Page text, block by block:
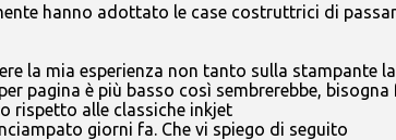
hanno adottato le case costruttrici di
la mia esperienza non tanto sulla stampante
pagina è più basso così sembrerebbe,
rispetto alle classiche inkjet
giorni fa. Che vi spiego di seguito